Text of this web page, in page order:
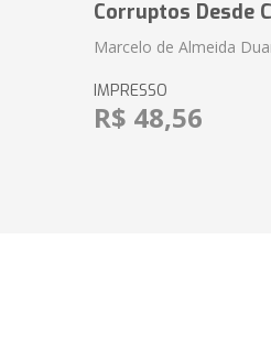
Corruptos Desde
Marcelo de Almeida
IMPRESSO
R$ 48,56